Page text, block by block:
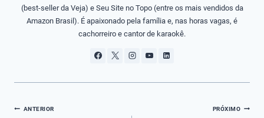
(best-seller da Veja) e Seu Site no Topo (entre os mais vendidos da
Amazon Brasil). É apaixonado pela família e, nas horas vagas, é
cachorreiro e cantor de karaokê.
Navegação
ANTERIOR PRÓXIMO